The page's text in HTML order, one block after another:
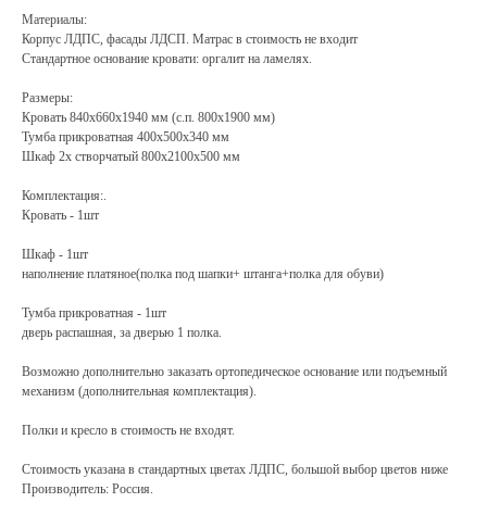
Материалы:
Корпус ЛДПС, фасады ЛДСП. Матрас в стоимость не входит
Стандартное основание кровати: оргалит на ламелях.
Размеры:
Кровать 840x660x1940 мм (с.п. 800х1900 мм)
Тумба прикроватная 400x500x340 мм
Шкаф 2х створчатый 800х2100x500 мм
Комплектация:.
Кровать - 1шт
Шкаф - 1шт
наполнение платяное(полка под шапки+ штанга+полка для обуви)
Тумба прикроватная - 1шт
дверь распашная, за дверью 1 полка.
Возможно дополнительно заказать ортопедическое основание или подъемный
механизм (дополнительная комплектация).
Полки и кресло в стоимость не входят.
Стоимость указана в стандартных цветах ЛДПС, большой выбор цветов ниже
Производитель: Россия.